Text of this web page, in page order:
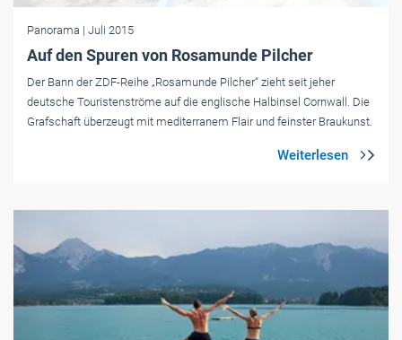
Panorama | Juli 2015
Auf den Spuren von Rosamunde Pilcher
Der Bann der ZDF-Reihe „Rosamunde Pilcher“ zieht seit jeher
deutsche Touristenströme auf die englische Halbinsel Cornwall. Die
Grafschaft überzeugt mit mediterranem Flair und feinster Braukunst.